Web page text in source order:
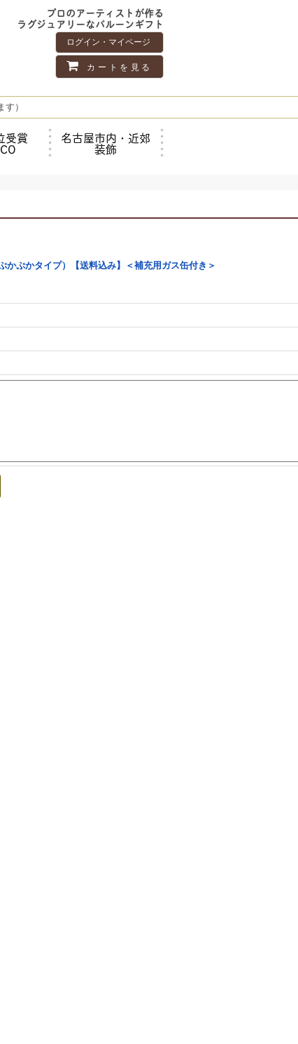
プロのアーティストが作る
ラグジュアリーなバルーンギフト
ログイン・マイページ
カートを見る
）
受賞 名古屋市内・近郊
装飾
ぷかタイプ）【送料込み】＜補充用ガス缶付き＞